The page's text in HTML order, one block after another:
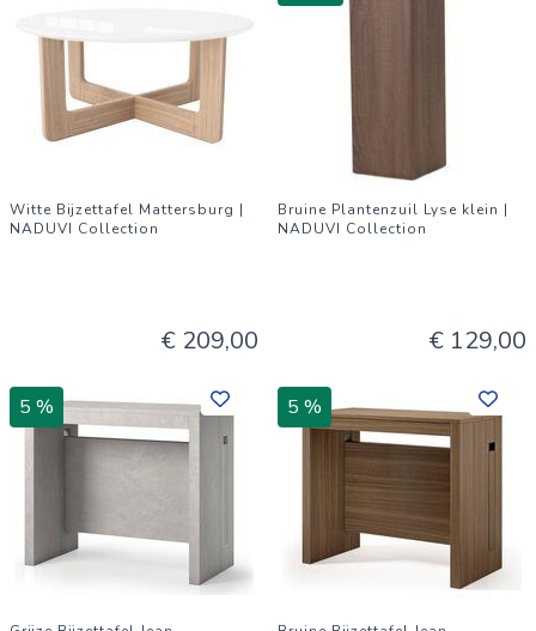
Witte Bijzettafel Mattersburg |
NADUVI Collection
€ 209,00
Bruine Plantenzuil Lyse klein |
NADUVI Collection
€ 129,00
5 % 5 %